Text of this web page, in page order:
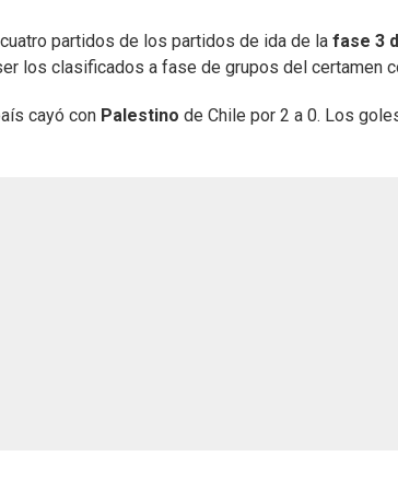
partidos de los partidos de ida de la fase 3
los clasificados a fase de grupos del certamen
cayó con Palestino de Chile por 2 a 0. Los